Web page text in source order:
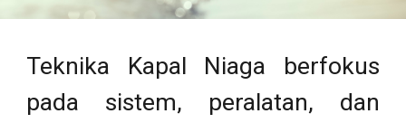
Teknika Kapal Niaga berfokus
pada sistem, peralatan, dan